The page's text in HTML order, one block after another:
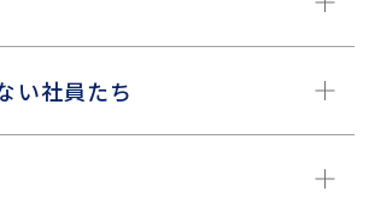
い社員たち